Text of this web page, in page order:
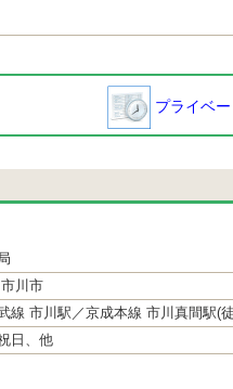
プライベ
川市
線 市川駅／京成本線 市川真間駅(
日、他